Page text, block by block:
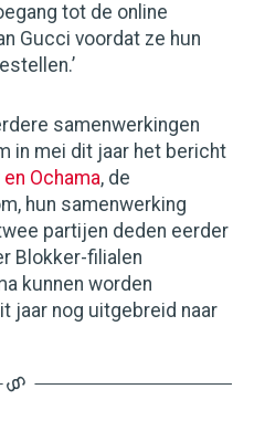
tot de online
Gucci voordat ze hun
samenwerkingen
in mei dit jaar het bericht
Ochama, de
hun samenwerking
partijen deden eerder
Blokker-filialen
kunnen worden
jaar nog uitgebreid naar